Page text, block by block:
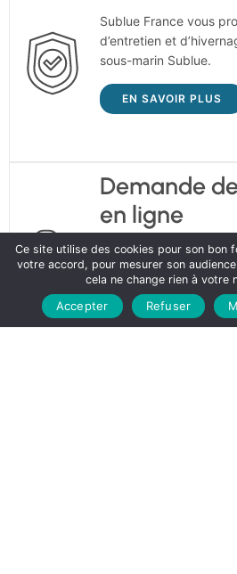
Sublue France vous
d’entretien et
sous-marin Sublue.
EN SAVOIR PLUS
Demande
en ligne
Faites une demande
de notreService
ligne
DEMANDE DE SAV
Ce site utilise des cookies pour son bon
votre accord, pour mesurer son
cela ne change rien à votre
Accepter Refuser